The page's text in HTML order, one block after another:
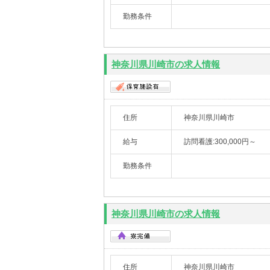
勤務条件
神奈川県川崎市の求人情報
住所 神奈川県川崎市
給与 訪問看護:300,000円～
勤務条件
神奈川県川崎市の求人情報
住所 神奈川県川崎市